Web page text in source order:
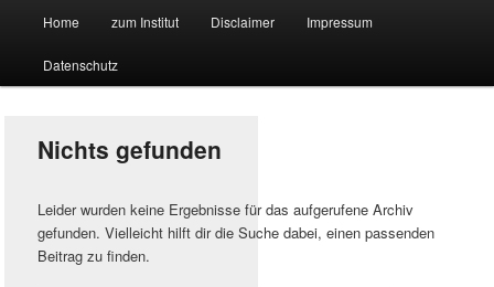
Suchmaschine Forschung und
Technologie
Zum
primären
springen
Zum
sekundären
springen
Home zum Institut Disclaimer Impressum
Datenschutz
Nichts gefunden
Leider wurden keine Ergebnisse für das aufgerufene Archiv
gefunden. Vielleicht hilft dir die Suche dabei, einen passenden
Beitrag zu finden.